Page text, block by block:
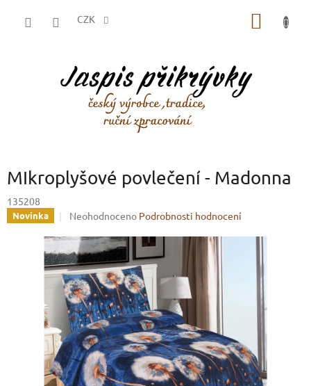
CZK
MIkroplyšové povlečení - Madonna
135208
Novinka
Průměrné
produktu
je
0,0
z
5
hvězdiček.
Neohodnoceno Podrobnosti hodnocení